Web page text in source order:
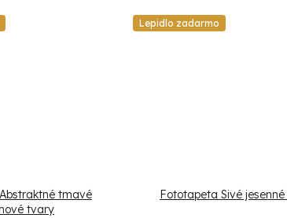
tmavé
tvary
Lepidlo zadarmo
Fototapeta Sivé